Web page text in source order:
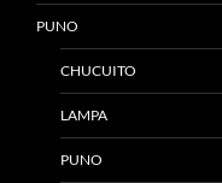
PUNO
CHUCUITO
LAMPA
PUNO